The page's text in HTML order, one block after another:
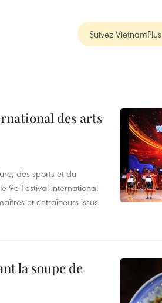
Suivez VietnamPlus
des arts
des sports et du
9e Festival international
et entraîneurs issus
la soupe de